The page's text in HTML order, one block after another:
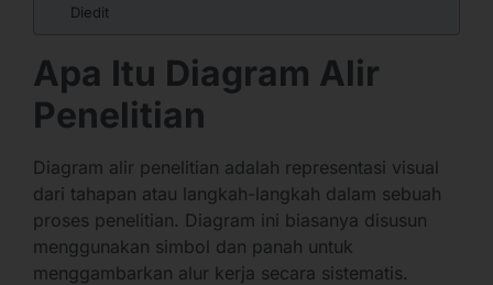
Diedit
Apa Itu Diagram Alir
Penelitian
Diagram alir penelitian adalah representasi visual
dari tahapan atau langkah-langkah dalam sebuah
proses penelitian. Diagram ini biasanya disusun
menggunakan simbol dan panah untuk
menggambarkan alur kerja secara sistematis.